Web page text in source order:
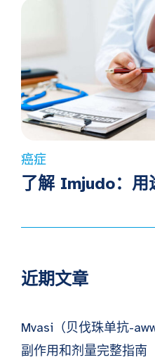
癌症
了解 Imjudo：用
近期文章
Mvasi（贝伐珠单抗-
副作用和剂量完整指南